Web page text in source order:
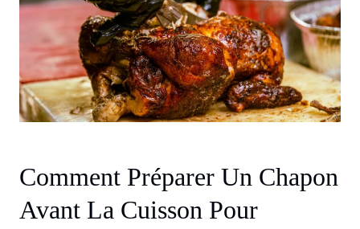
Comment Préparer Un Chapon
Avant La Cuisson Pour